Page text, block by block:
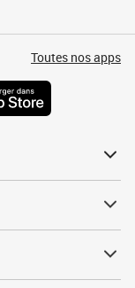
Toutes nos apps